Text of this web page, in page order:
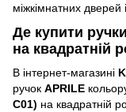
міжкімнатних дверей
Де купити
на квадратній
В інтернет-магазині
ручок APRILE
C01) на квадратній